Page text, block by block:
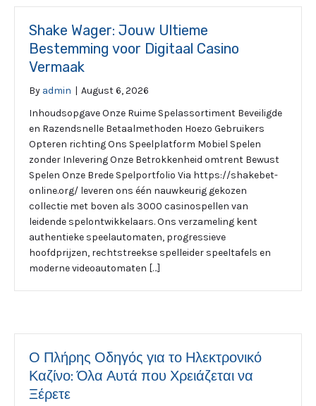
Shake Wager: Jouw Ultieme
Bestemming voor Digitaal Casino
Vermaak
By admin | August 6, 2026
Inhoudsopgave Onze Ruime Spelassortiment Beveiligde
en Razendsnelle Betaalmethoden Hoezo Gebruikers
Opteren richting Ons Speelplatform Mobiel Spelen
zonder Inlevering Onze Betrokkenheid omtrent Bewust
Spelen Onze Brede Spelportfolio Via https://shakebet-
online.org/ leveren ons één nauwkeurig gekozen
collectie met boven als 3000 casinospellen van
leidende spelontwikkelaars. Ons verzameling kent
authentieke speelautomaten, progressieve
hoofdprijzen, rechtstreekse spelleider speeltafels en
moderne videoautomaten […]
Ο Πλήρης Οδηγός για το Ηλεκτρονικό
Καζίνο: Όλα Αυτά που Χρειάζεται να
Ξέρετε